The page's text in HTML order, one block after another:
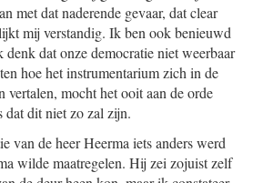
met dat naderende gevaar, dat clear
mij verstandig. Ik ben ook benieuwd
dat onze democratie niet weerbaar
hoe het instrumentarium zich in de
vertalen, mocht het ooit aan de orde
dat dit niet zo zal zijn.
van de heer Heerma iets anders werd
wilde maatregelen. Hij zei zojuist zelf